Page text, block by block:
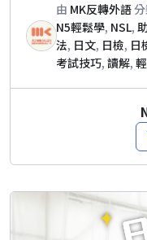
由 MK反轉外語
N5輕鬆學, NSL,
法, 日文, 日檢, 日
考試技巧, 讀解,